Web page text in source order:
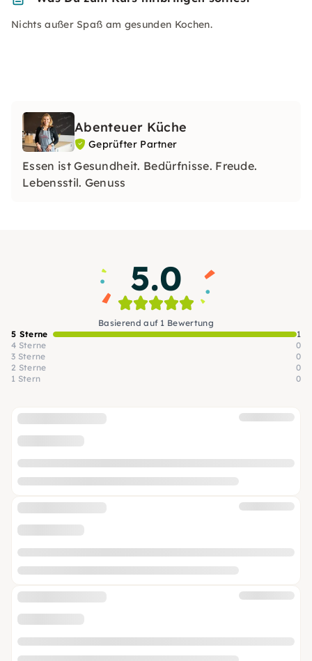
Nichts außer Spaß am gesunden Kochen.
Abenteuer Küche
Geprüfter Partner
Essen ist Gesundheit. Bedürfnisse. Freude.
Lebensstil. Genuss
5.0
Basierend auf 1 Bewertung
5 Sterne
1
4 Sterne
0
3 Sterne
0
2 Sterne
0
1 Stern
0